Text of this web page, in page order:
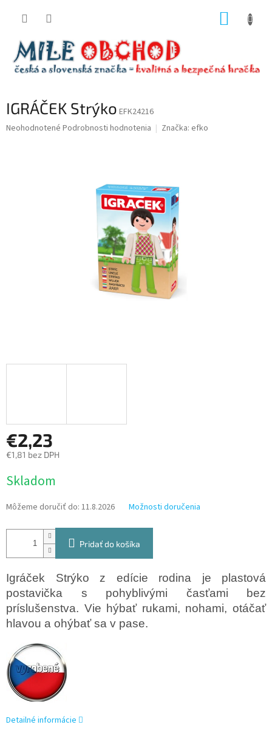
IGRÁČEK Strýko EFK24216
Priemerné
Neohodnotené Podrobnosti hodnotenia Značka: efko
€2,23
€1,81 bez DPH
cena:
Skladom
Môžeme doručiť do: 11.8.2026 Možnosti doručenia
Pridať do košíka
Igráček Strýko z edície rodina je plastová
postavička s pohyblivými časťami bez
príslušenstva. Vie hýbať rukami, nohami, otáčať
hlavou a ohýbať sa v pase.
Detailné informácie